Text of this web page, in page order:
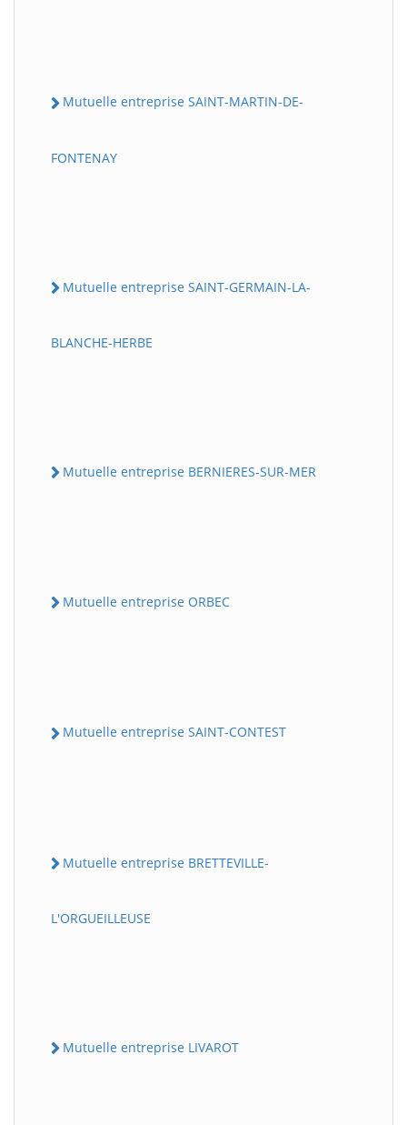
Mutuelle entreprise SAINT-MARTIN-DE-
FONTENAY
Mutuelle entreprise SAINT-GERMAIN-LA-
BLANCHE-HERBE
Mutuelle entreprise BERNIERES-SUR-MER
Mutuelle entreprise ORBEC
Mutuelle entreprise SAINT-CONTEST
Mutuelle entreprise BRETTEVILLE-
L'ORGUEILLEUSE
Mutuelle entreprise LIVAROT